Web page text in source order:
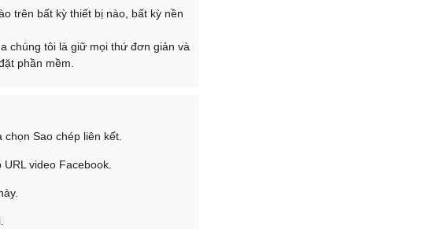
trên bất kỳ thiết bị nào, bất kỳ nền
chúng tôi là giữ mọi thứ đơn giản và
phần mềm.
Sao chép liên kết.
video Facebook.